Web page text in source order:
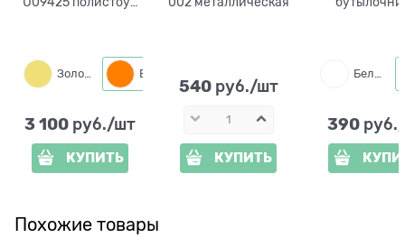
Золото
3 100 руб./шт
КУПИТЬ
540 руб./шт
КУПИТЬ
Белый
390
Похожие товары